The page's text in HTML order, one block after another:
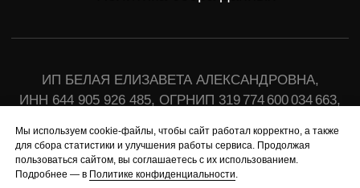
Мы используем cookie-файлы, чтобы сайт работал корректно, а также
для сбора статистики и улучшения работы сервиса. Продолжая
пользоваться сайтом, вы соглашаетесь с их использованием.
Подробнее — в Политике конфиденциальности.